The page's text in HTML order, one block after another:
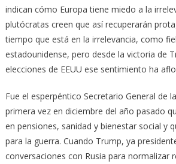
indican cómo Europa tiene miedo a la
plutócratas creen que así recuperarán
tiempo que está en la irrelevancia, como
estadounidense, pero desde la victoria de
elecciones de EEUU ese sentimiento ha
Fue el esperpéntico Secretario General de
primera vez en diciembre del año pasado
en pensiones, sanidad y bienestar social y
para la guerra. Cuando Trump, ya
conversaciones con Rusia para normalizar